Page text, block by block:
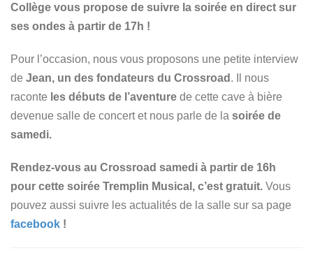
Collège vous propose de suivre la soirée en direct sur
ses ondes à partir de 17h !
Pour l’occasion, nous vous proposons une petite interview
de Jean, un des fondateurs du Crossroad . Il nous
raconte les débuts de l’aventure de cette cave à bière
devenue salle de concert et nous parle de la soirée de
samedi.
Rendez-vous au Crossroad samedi à partir de 16h
pour cette soirée Tremplin Musical, c’est gratuit. Vous
pouvez aussi suivre les actualités de la salle sur sa page
facebook !